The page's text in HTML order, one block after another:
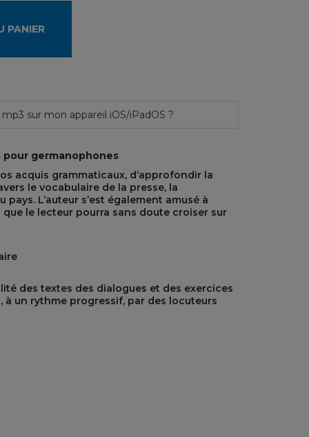
PANIER
sur mon appareil iOS/iPadOS ?
germanophones
acquis grammaticaux, d’approfondir la
le vocabulaire de la presse, la
L’auteur s’est également amusé à
le lecteur pourra sans doute croiser sur
des textes des dialogues et des exercices
un rythme progressif, par des locuteurs